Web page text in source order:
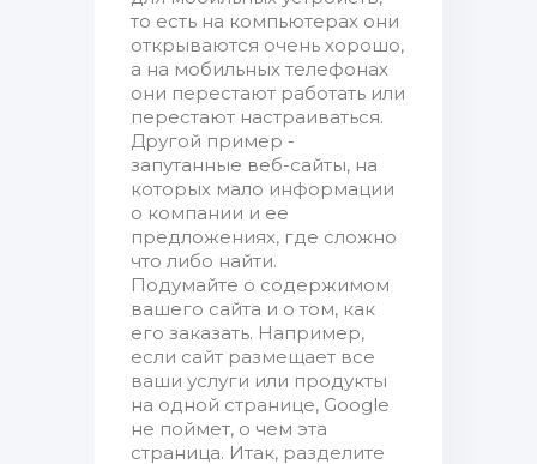
то есть на компьютерах они
открываются очень хорошо,
а на мобильных телефонах
они перестают работать или
перестают настраиваться.
Другой пример -
запутанные веб-сайты, на
которых мало информации
о компании и ее
предложениях, где сложно
что либо найти.
Подумайте о содержимом
вашего сайта и о том, как
его заказать. Например,
если сайт размещает все
ваши услуги или продукты
на одной странице, Google
не поймет, о чем эта
страница. Итак, разделите